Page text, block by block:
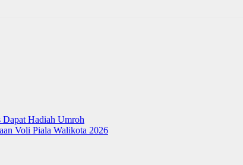
Dapat Hadiah Umroh
Voli Piala Walikota 2026